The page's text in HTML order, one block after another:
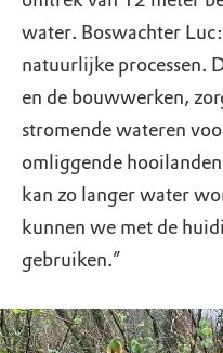
water. Boswachter
natuurlijke processen.
en de bouwwerken,
stromende wateren
omliggende
kan zo langer water
kunnen we met de
gebruiken.”